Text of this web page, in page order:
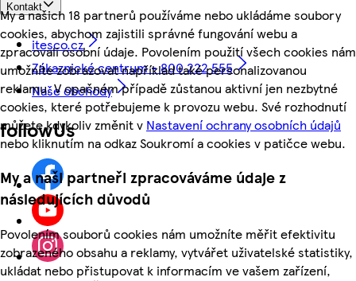
My a našich 18 partnerů používáme nebo ukládáme soubory
cookies, abychom zajistili správné fungování webu a
zpracovali osobní údaje. Povolením použití všech cookies nám
umožníte zobrazovat například také personalizovanou
reklamu. V opačném případě zůstanou aktivní jen nezbytné
cookies, které potřebujeme k provozu webu. Své rozhodnutí
můžete kdykoliv změnit v Nastavení ochrany osobních údajů
nebo kliknutím na odkaz Soukromí a cookies v patičce webu.
My a naši partneři zpracováváme údaje z
následujících důvodů
Povolením souborů cookies nám umožníte měřit efektivitu
zobrazeného obsahu a reklamy, vytvářet uživatelské statistiky,
ukládat nebo přistupovat k informacím ve vašem zařízení,
Kontakt
itesco.cz
Zákaznické centrum - 800 222 555
Naše obchody
followUs